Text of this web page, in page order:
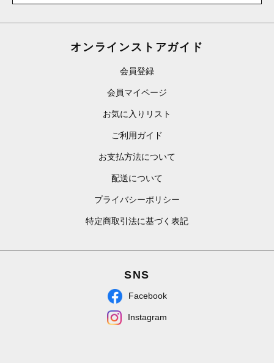
オンラインストアガイド
会員登録
会員マイページ
お気に入りリスト
ご利用ガイド
お支払方法について
配送について
プライバシーポリシー
特定商取引法に基づく表記
SNS
Facebook
Instagram